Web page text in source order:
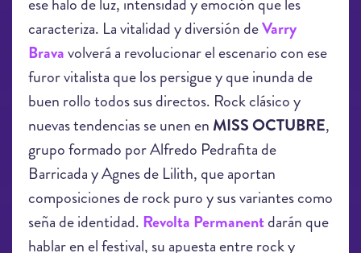
caracteriza. La vitalidad y diversión deVarry
Bravavolverá a revolucionar el escenario con ese
furor vitalista que los persigue y que inunda de
buen rollo todos sus directos. Rock clásico y
nuevas tendencias se unen en MISS OCTUBRE,
grupo formado por Alfredo Pedrafita de
Barricada y Agnes de Lilith, que aportan
composiciones de rock puro y sus variantes como
seña de identidad. Revolta Permanentdarán que
hablar en el festival, su apuesta entre rock y